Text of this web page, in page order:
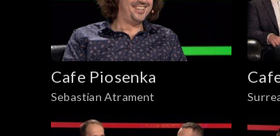
Cafe Piosenka
Sebastian Atrament